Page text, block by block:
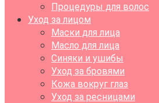
Процедуры для волос
Уход за лицом
Маски для лица
Масло для лица
Синяки и ушибы
Уход за бровями
Кожа вокруг глаз
Уход за ресницами